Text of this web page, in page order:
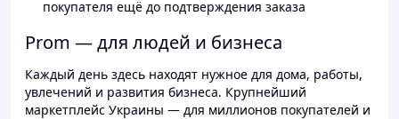
покупателя ещё до подтверждения заказа
Prom — для людей и бизнеса
Каждый день здесь находят нужное для дома, работы,
увлечений и развития бизнеса. Крупнейший
маркетплейс Украины — для миллионов покупателей и